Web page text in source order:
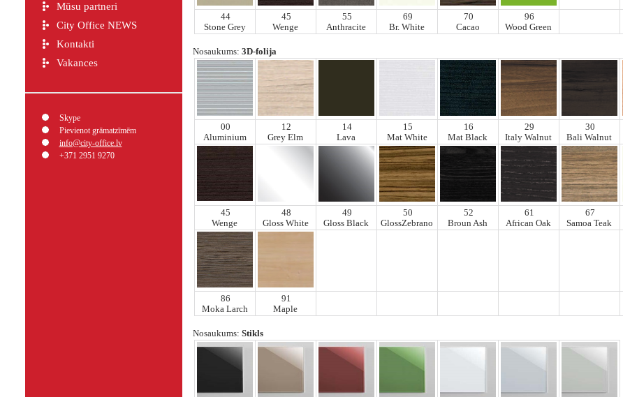
Mūsu partneri
City Office NEWS
Kontakti
Vakances
Skype
Pievienot grāmatzīmēm
info@city-office.lv
+371 2951 9270
44
Stone Grey
45
Wenge
55
Anthracite
69
Br. White
70
Cacao
96
Wood Green
Nosaukums: 3D-folija
00
Aluminium
12
Grey Elm
14
Lava
15
Mat White
16
Mat Black
29
Italy Walnut
30
Bali Walnut
45
Wenge
48
Gloss White
49
Gloss Black
50
GlossZebrano
52
Broun Ash
61
African Oak
67
Samoa Teak
86
Moka Larch
91
Maple
Nosaukums: Stikls